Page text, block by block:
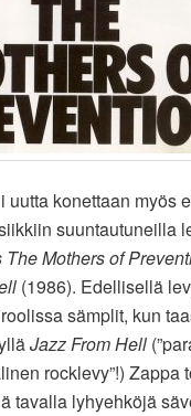
uutta konettaan myös
suuntautuneilla
The Mothers of
(1986). Edellisellä
sämplit, kun
Jazz From Hell
rocklevy”!) Zappa
tavalla lyhyehköjä